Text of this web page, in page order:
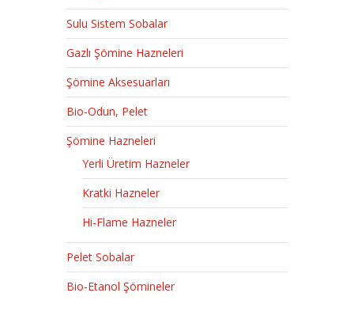
Sulu Sistem Sobalar
Gazlı Şömine Hazneleri
Şömine Aksesuarları
Bio-Odun, Pelet
Şömine Hazneleri
Yerli Üretim Hazneler
Kratki Hazneler
Hi-Flame Hazneler
Pelet Sobalar
Bio-Etanol Şömineler